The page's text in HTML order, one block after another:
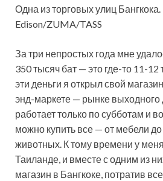
Одна из торговых улиц Бангкока.
Edison/ZUMA/TASS
За три непростых года мне
350 тысяч бат — это где-то 11-
эти деньги я открыл свой
энд-маркете — рынке выходного
работает только по субботам и
можно купить все — от мебели до
животных. К тому времени у
Таиланде, и вместе с одним из
магазин в Бангкоке, потратив